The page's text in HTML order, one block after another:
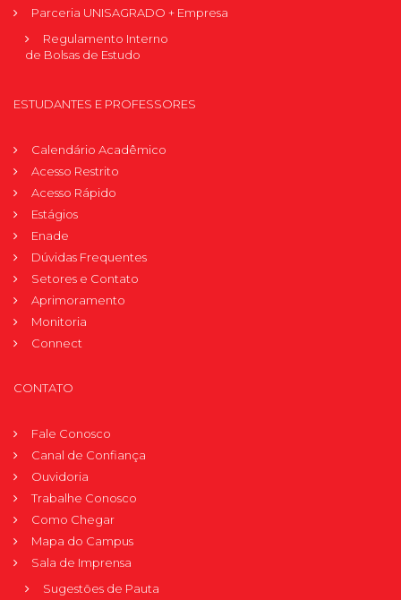
Parceria UNISAGRADO + Empresa
Regulamento Interno
de Bolsas de Estudo
ESTUDANTES E PROFESSORES
Calendário Acadêmico
Acesso Restrito
Acesso Rápido
Estágios
Enade
Dúvidas Frequentes
Setores e Contato
Aprimoramento
Monitoria
Connect
CONTATO
Fale Conosco
Canal de Confiança
Ouvidoria
Trabalhe Conosco
Como Chegar
Mapa do Campus
Sala de Imprensa
Sugestões de Pauta